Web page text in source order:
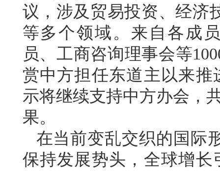
议，涉及贸易投资、经济
等多个领域。来自各成
员、工商咨询理事会等
赏中方担任东道主以来推
示将继续支持中方办会，
果。
在当前变乱交织的国际
保持发展势头，全球增长